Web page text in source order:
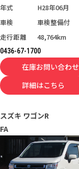
年式
H28年06月
車検
車検整備付
走行距離
48,764km
0436-67-1700
在庫お問い合わせ
詳細はこちら
スズキ ワゴンR
FA